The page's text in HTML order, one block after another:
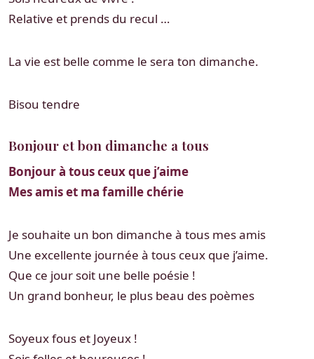
Relative et prends du recul …
La vie est belle comme le sera ton dimanche.
Bisou tendre
Bonjour et bon dimanche a tous
Bonjour à tous ceux que j’aime
Mes amis et ma famille chérie
Je souhaite un bon dimanche à tous mes amis
Une excellente journée à tous ceux que j’aime.
Que ce jour soit une belle poésie !
Un grand bonheur, le plus beau des poèmes
Soyeux fous et Joyeux !